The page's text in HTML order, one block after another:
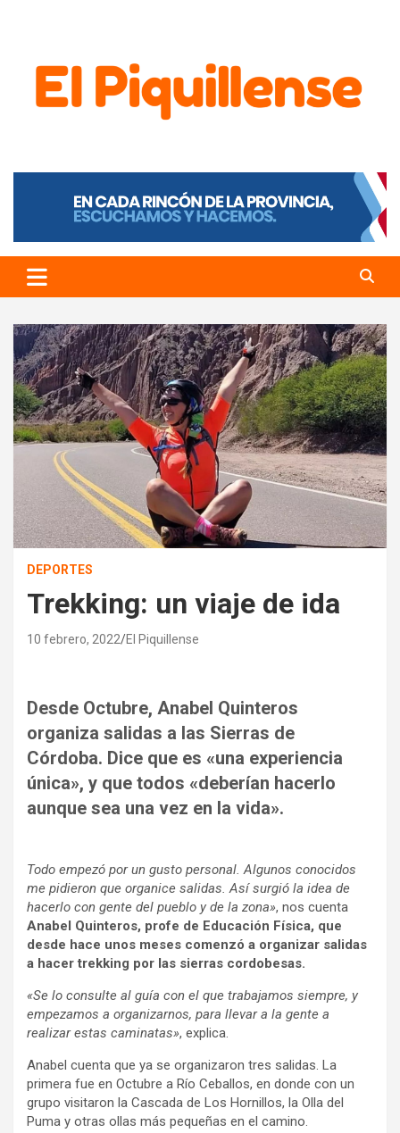
El Piquillense
DEPORTES
Trekking: un viaje de ida
10 febrero, 2022 El Piquillense
Desde Octubre, Anabel Quinteros
organiza salidas a las Sierras de
Córdoba. Dice que es «una experiencia
única», y que todos «deberían hacerlo
aunque sea una vez en la vida».
Todo empezó por un gusto personal. Algunos conocidos
me pidieron que organice salidas. Así surgió la idea de
hacerlo con gente del pueblo y de la zona», nos cuenta
Anabel Quinteros, profe de Educación Física, que
desde hace unos meses comenzó a organizar salidas
a hacer trekking por las sierras cordobesas.
«Se lo consulte al guía con el que trabajamos siempre, y
empezamos a organizarnos, para llevar a la gente a
realizar estas caminatas», explica.
Anabel cuenta que ya se organizaron tres salidas. La
primera fue en Octubre a Río Ceballos, en donde con un
grupo visitaron la Cascada de Los Hornillos, la Olla del
Puma y otras ollas más pequeñas en el camino.